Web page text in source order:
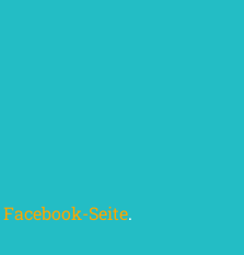
Facebook-Seite.